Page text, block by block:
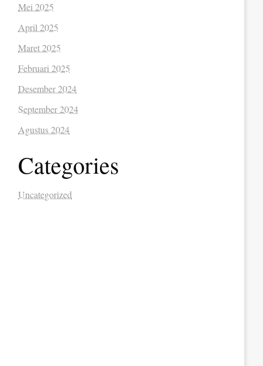
Mei 2025
April 2025
Maret 2025
Februari 2025
Desember 2024
September 2024
Agustus 2024
Categories
Uncategorized